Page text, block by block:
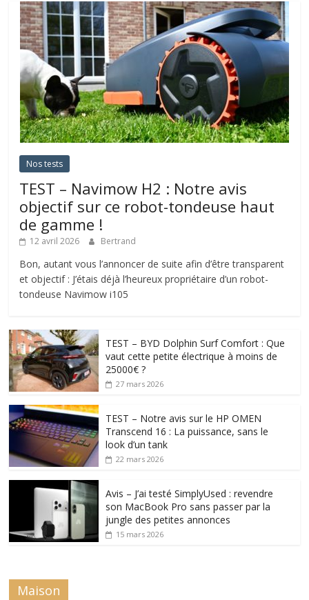
Nos tests
TEST – Navimow H2 : Notre avis
objectif sur ce robot-tondeuse haut
de gamme !
12 avril 2026 Bertrand
Bon, autant vous l’annoncer de suite afin d’être transparent
et objectif : J’étais déjà l’heureux propriétaire d’un robot-
tondeuse Navimow i105
TEST – BYD Dolphin Surf Comfort : Que
vaut cette petite électrique à moins de
25000€ ?
27 mars 2026
TEST – Notre avis sur le HP OMEN
Transcend 16 : La puissance, sans le
look d’un tank
22 mars 2026
Avis – J’ai testé SimplyUsed : revendre
son MacBook Pro sans passer par la
jungle des petites annonces
15 mars 2026
Maison